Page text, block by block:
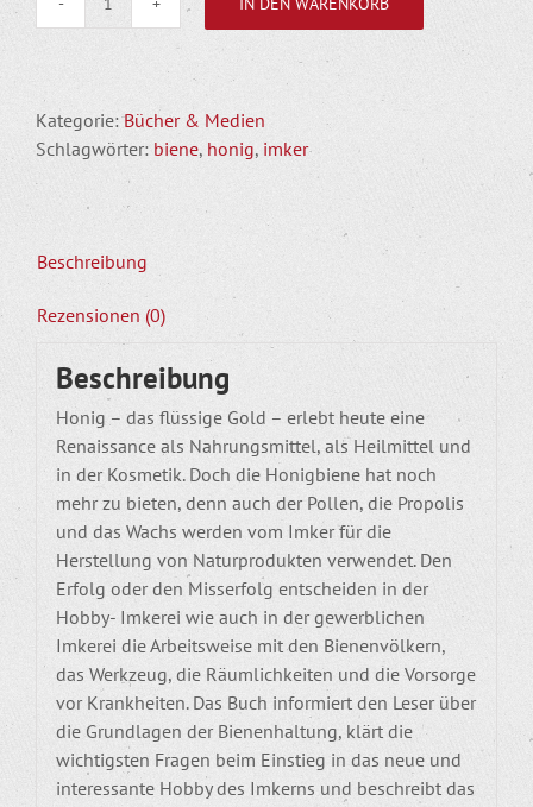
Arbeiten
Imkern
Menge
Kategorie:Bücher & Medien
Schlagwörter: biene, honig, imker
Beschreibung
Rezensionen (0)
Beschreibung
Honig – das flüssige Gold – erlebt heute eine
Renaissance als Nahrungsmittel, als Heilmittel und
in der Kosmetik. Doch die Honigbiene hat noch
mehr zu bieten, denn auch der Pollen, die Propolis
und das Wachs werden vom Imker für die
Herstellung von Naturprodukten verwendet. Den
Erfolg oder den Misserfolg entscheiden in der
Hobby- Imkerei wie auch in der gewerblichen
Imkerei die Arbeitsweise mit den Bienenvölkern,
das Werkzeug, die Räumlichkeiten und die Vorsorge
vor Krankheiten. Das Buch informiert den Leser über
die Grundlagen der Bienenhaltung, klärt die
wichtigsten Fragen beim Einstieg in das neue und
interessante Hobby des Imkerns und beschreibt das